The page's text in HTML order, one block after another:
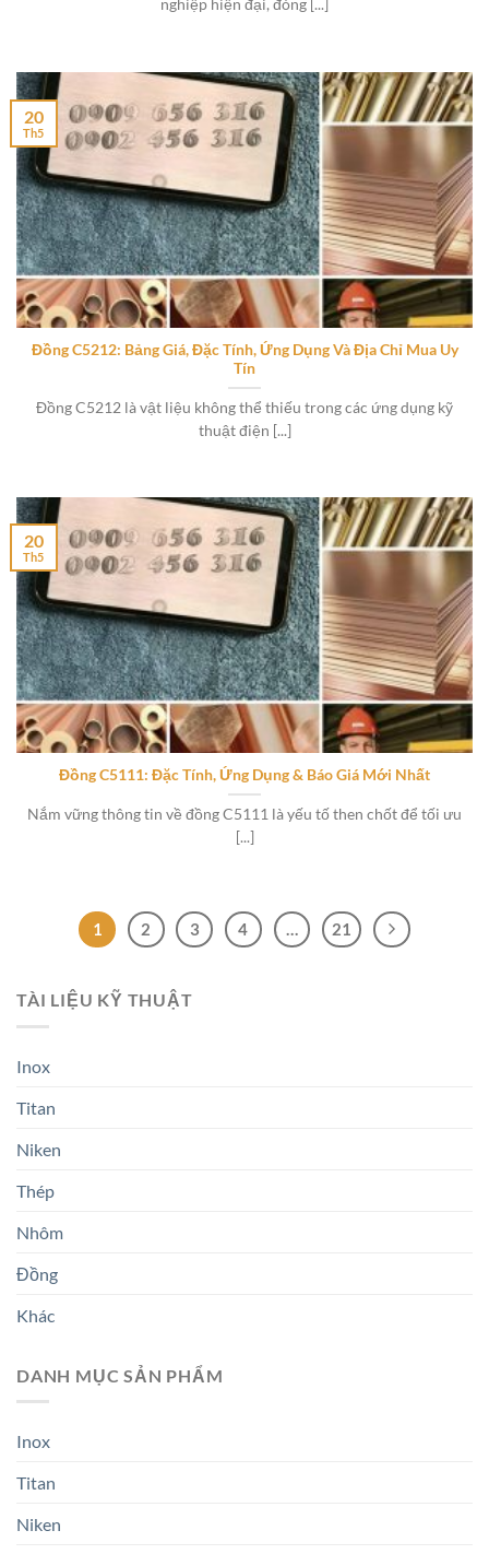
nghiệp hiện đại, đóng [...]
Đồng C5212: Bảng Giá, Đặc Tính, Ứng Dụng Và Địa Chỉ Mua Uy
Tín
Đồng C5212 là vật liệu không thể thiếu trong các ứng dụng kỹ
thuật điện [...]
20
Th5
Đồng C5111: Đặc Tính, Ứng Dụng & Báo Giá Mới Nhất
Nắm vững thông tin về đồng C5111 là yếu tố then chốt để tối ưu
[...]
20
Th5
1 2 3 4 21
TÀI LIỆU KỸ THUẬT
Inox
Titan
Niken
Thép
Nhôm
Đồng
Khác
DANH MỤC SẢN PHẨM
Inox
Titan
Niken